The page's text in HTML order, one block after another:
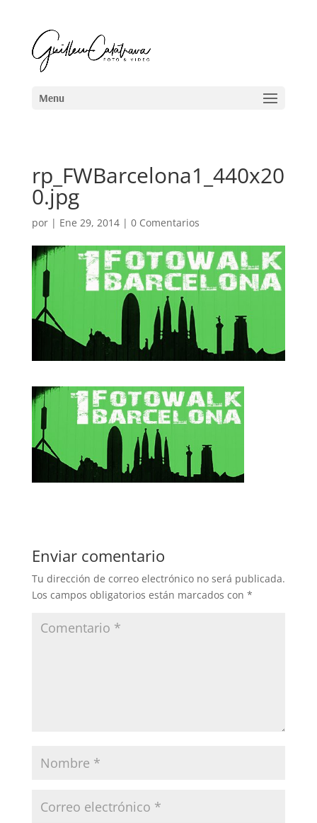
rp_FWBarcelona1_440x20
0.jpg
por | Ene 29, 2014| 0 Comentarios
Enviar comentario
Tu dirección de correo electrónico no será publicada.
Los campos obligatorios están marcados con *